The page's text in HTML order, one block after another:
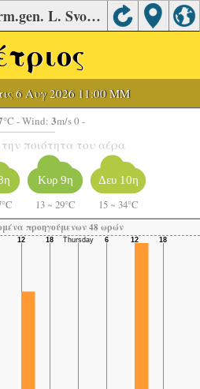
Ποιότητα αέρα του Arm.gen. L. Svobodu, Presov
6 Αυγ 2026 11:00 ΜΜ
°C - Wind: 3m/s 0 -
ποιότητα του αέρα
Κυρ 9η
13 ~ 29°C
Δευ 10η
15 ~ 34°C
προηγούμενων 48 ωρών